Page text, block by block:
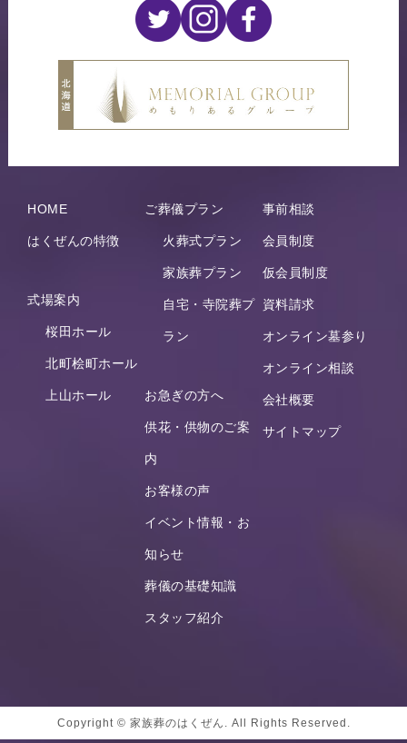
HOME
はくぜんの特徴
式場案内
桜田ホール
北町桧町ホール
上山ホール
ご葬儀プラン
火葬式プラン
家族葬プラン
自宅・寺院葬プ
ラン
お急ぎの方へ
供花・供物のご案
内
お客様の声
イベント情報・お
知らせ
葬儀の基礎知識
スタッフ紹介
事前相談
会員制度
仮会員制度
資料請求
オンライン墓参り
オンライン相談
会社概要
サイトマップ
Copyright © 家族葬のはくぜん. All Rights Reserved.